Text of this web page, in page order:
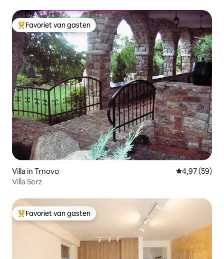
Topfavoriet van gasten
Favoriet van gasten
Villa in Trnovo Gemiddelde
4,97 (59)
Villa Serz
Topfavoriet van gasten
Favoriet van gasten